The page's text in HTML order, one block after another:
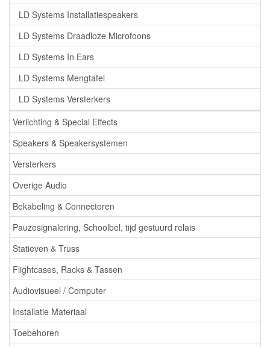
LD Systems Installatiespeakers
LD Systems Draadloze Microfoons
LD Systems In Ears
LD Systems Mengtafel
LD Systems Versterkers
Verlichting & Special Effects
Speakers & Speakersystemen
Versterkers
Overige Audio
Bekabeling & Connectoren
Pauzesignalering, Schoolbel, tijd gestuurd relais
Statieven & Truss
Flightcases, Racks & Tassen
Audiovisueel / Computer
Installatie Materiaal
Toebehoren